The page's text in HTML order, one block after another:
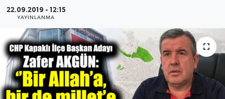
22.09.2019 - 12:15
YAYINLANMA
Sağlık
Teknoloji
Yaşam